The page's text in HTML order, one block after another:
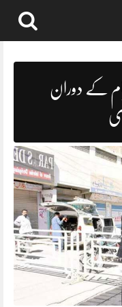
کے دوران